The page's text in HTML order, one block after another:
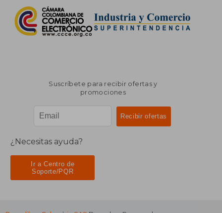
Suscríbete para recibir ofertas y
promociones
¿Necesitas ayuda?
Ir a Centro de
Soporte/PQR